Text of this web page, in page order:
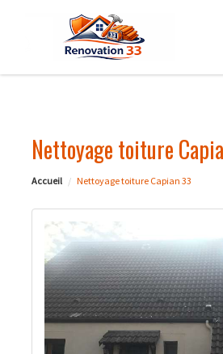
Nettoyage toiture
Accueil Nettoyage toiture Capian 33